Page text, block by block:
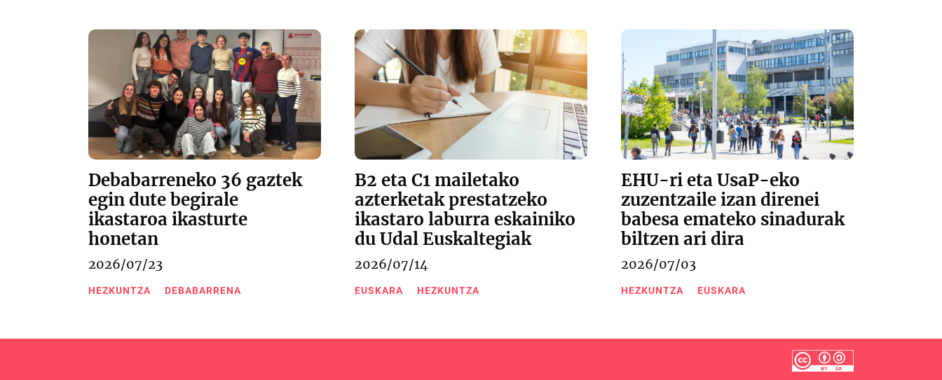
Debabarreneko 36 gaztek
egin dute begirale
ikastaroa ikasturte
honetan
2026/07/23
HEZKUNTZA DEBABARRENA
B2 eta C1 mailetako
azterketak prestatzeko
ikastaro laburra eskainiko
du Udal Euskaltegiak
2026/07/14
EUSKARA HEZKUNTZA
EHU-ri eta UsaP-eko
zuzentzaile izan direnei
babesa emateko sinadurak
biltzen ari dira
2026/07/03
HEZKUNTZA EUSKARA